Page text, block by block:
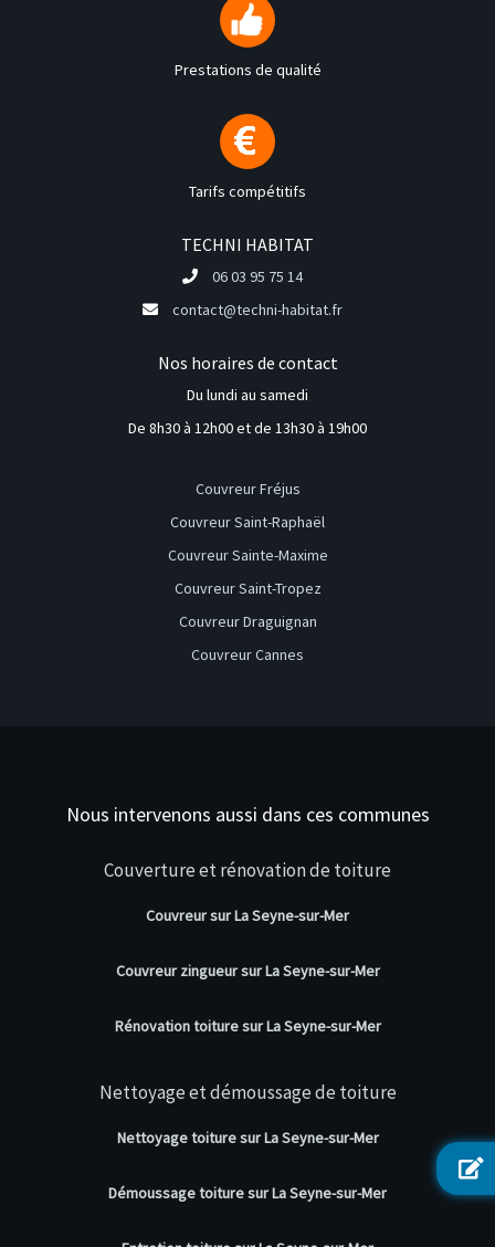
Prestations de qualité
Tarifs compétitifs
TECHNI HABITAT
06 03 95 75 14
contact@techni-habitat.fr
Nos horaires de contact
Du lundi au samedi
De 8h30 à 12h00 et de 13h30 à 19h00
Couvreur Fréjus
Couvreur Saint-Raphaël
Couvreur Sainte-Maxime
Couvreur Saint-Tropez
Couvreur Draguignan
Couvreur Cannes
Nous intervenons aussi dans ces communes
Couverture et rénovation de toiture
Couvreur sur La Seyne-sur-Mer
Couvreur zingueur sur La Seyne-sur-Mer
Rénovation toiture sur La Seyne-sur-Mer
Nettoyage et démoussage de toiture
Nettoyage toiture sur La Seyne-sur-Mer
Démoussage toiture sur La Seyne-sur-Mer